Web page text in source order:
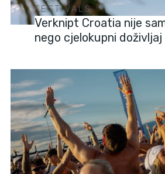
FESTIVALS
Verknipt Croatia nije
nego cjelokupni